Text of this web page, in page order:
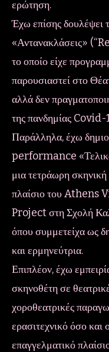
ερώτηση.
Έχω επίσης δουλέψει
«Αντανακλάσεις»
το οποίο είχε
παρουσιαστεί στο
αλλά δεν
της πανδημίας Covid-
Παράλληλα, έχω
performance «Τελικά
μια τετράωρη
πλαίσιο του Athens
Project στη Σχολή
όπου συμμετείχα ως
και ερμηνεύτρια.
Επιπλέον, έχω
σκηνοθέτη σε
χοροθεατρικές
ερασιτεχνικό όσο και
επαγγελματικό